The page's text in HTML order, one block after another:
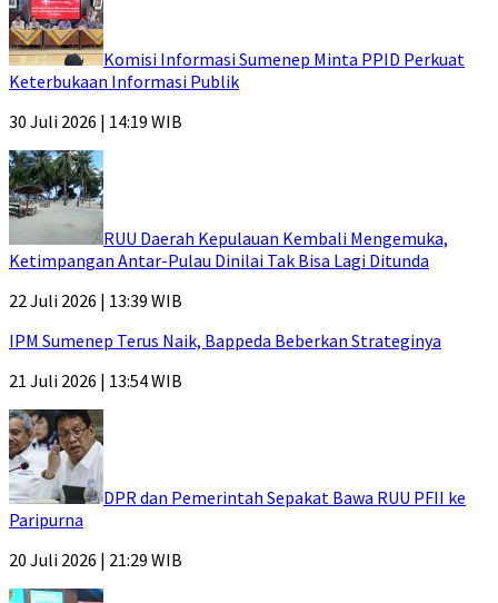
Komisi Informasi Sumenep Minta PPID Perkuat
Keterbukaan Informasi Publik
30 Juli 2026 | 14:19 WIB
RUU Daerah Kepulauan Kembali Mengemuka,
Ketimpangan Antar-Pulau Dinilai Tak Bisa Lagi Ditunda
22 Juli 2026 | 13:39 WIB
IPM Sumenep Terus Naik, Bappeda Beberkan Strateginya
21 Juli 2026 | 13:54 WIB
DPR dan Pemerintah Sepakat Bawa RUU PFII ke
Paripurna
20 Juli 2026 | 21:29 WIB